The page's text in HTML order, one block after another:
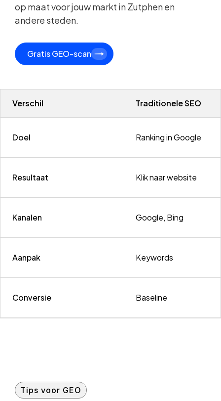
Verschil Traditionele SEO
Doel Ranking in Google
Resultaat Klik naar website
Kanalen Google, Bing
Aanpak Keywords
Conversie Baseline
op maat voor jouw markt in Zutphen en
andere steden.
Gratis GEO-scan
Tips voor GEO